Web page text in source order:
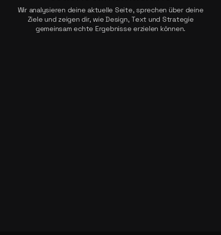
Wir analysieren deine aktuelle Seite, sprechen über deine
Ziele und zeigen dir, wie Design, Text und Strategie
gemeinsam echte Ergebnisse erzielen können.